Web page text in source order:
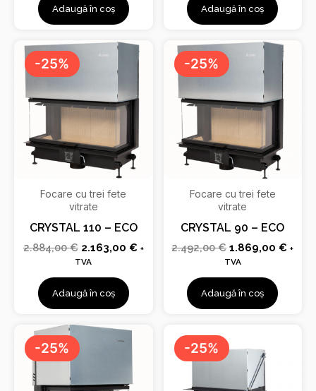
Adaugă în coș Adaugă în coș
-25%
Focare cu trei fete
vitrate
CRYSTAL 110 – ECO
2.884,00€
Prețul
inițial
2.884,00 €.
2.163,00 €
Prețul
curent
2.163,00 €.
+
TVA
Adaugă în coș
-25%
Focare cu trei fete
vitrate
CRYSTAL 90 – ECO
2.492,00€
Prețul
inițial
2.492,00 €.
1.869,00€ +
TVA
Adaugă în coș
-25%
Prețul
inițial
2.408,00 €.
-25%
fost:
2.996,00 €.